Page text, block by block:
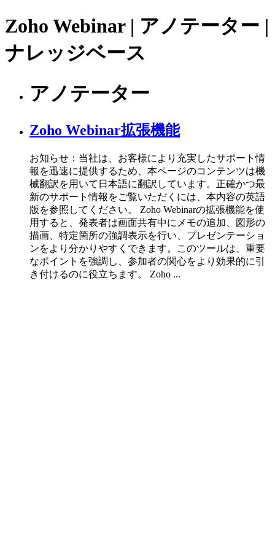
Zoho Webinar | アノテーター |
ナレッジベース
アノテーター
Zoho Webinar拡張機能
お知らせ：当社は、お客様により充実したサポート情
報を迅速に提供するため、本ページのコンテンツは機
械翻訳を用いて日本語に翻訳しています。正確かつ最
新のサポート情報をご覧いただくには、本内容の英語
版を参照してください。 Zoho Webinarの拡張機能を使
用すると、発表者は画面共有中にメモの追加、図形の
描画、特定箇所の強調表示を行い、プレゼンテーショ
ンをより分かりやすくできます。このツールは、重要
なポイントを強調し、参加者の関心をより効果的に引
き付けるのに役立ちます。 Zoho ...